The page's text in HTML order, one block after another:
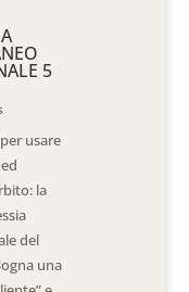
5
usare
la
del
una